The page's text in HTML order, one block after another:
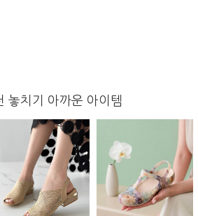
놓치기 아까운 아이템